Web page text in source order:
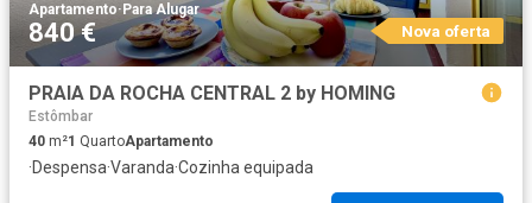
Apartamento· Para Alugar
840 € Nova oferta
PRAIA DA ROCHA CENTRAL 2 by HOMING
Estômbar
40 m²1 QuartoApartamento
·Despensa·Varanda·Cozinha equipada